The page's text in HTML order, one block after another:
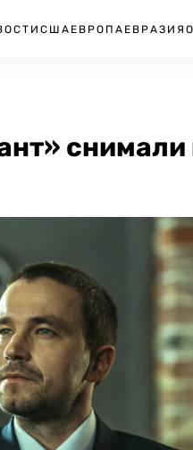
США ЕВРОПА ЕВРАЗИЯ
снимали